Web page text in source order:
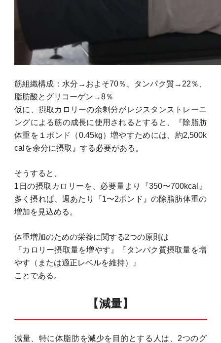
筋組織構成：水分→およそ70％、タンパク質→22％、
脂肪酸とグリコーゲン→8％
仮に、摂取カロリーの余剰分がレジスタンストレーニ
ングによる筋の成長に使用されるとすると、『除脂肪
体重を１ポンド（0.45kg）増やすためには、約2,500k
calを余分に摂取』する必要がある。
そうすると、
1日の摂取カロリーを、必要量より『350〜700kcal』
多く摂れば、週あたり『1〜2ポンド』の除脂肪体重の
増加を見込める。
体重増加のための栄養に関する2つの原則は
『カロリー摂取量を増やす』『タンパク質摂取量を増
やす（または適正レベルを維持）』
ことである。
【減量】
減量、特に体脂肪を減少を目的とする人は、2つのグ